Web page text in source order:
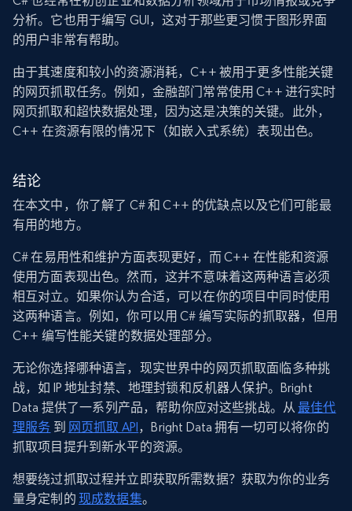
分析。它也用于编写 GUI，这对于那些更习惯于图形界面
的用户非常有帮助。
由于其速度和较小的资源消耗，C++ 被用于更多性能关键
的网页抓取任务。例如，金融部门常常使用 C++ 进行实时
网页抓取和超快数据处理，因为这是决策的关键。此外，
C++ 在资源有限的情况下（如嵌入式系统）表现出色。
结论
在本文中，你了解了 C# 和 C++ 的优缺点以及它们可能最
有用的地方。
C# 在易用性和维护方面表现更好，而 C++ 在性能和资源
使用方面表现出色。然而，这并不意味着这两种语言必须
相互对立。如果你认为合适，可以在你的项目中同时使用
这两种语言。例如，你可以用 C# 编写实际的抓取器，但用
C++ 编写性能关键的数据处理部分。
无论你选择哪种语言，现实世界中的网页抓取面临多种挑
战，如 IP 地址封禁、地理封锁和反机器人保护。Bright
Data 提供了一系列产品，帮助你应对这些挑战。从最佳代
理服务 到 网页抓取 API ，Bright Data 拥有一切可以将你的
抓取项目提升到新水平的资源。
想要绕过抓取过程并立即获取所需数据？获取为你的业务
量身定制的 现成数据集。